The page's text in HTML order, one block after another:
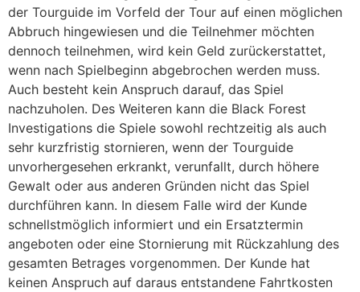
der Tourguide im Vorfeld der Tour auf einen möglichen
Abbruch hingewiesen und die Teilnehmer möchten
dennoch teilnehmen, wird kein Geld zurückerstattet,
wenn nach Spielbeginn abgebrochen werden muss.
Auch besteht kein Anspruch darauf, das Spiel
nachzuholen. Des Weiteren kann die Black Forest
Investigations die Spiele sowohl rechtzeitig als auch
sehr kurzfristig stornieren, wenn der Tourguide
unvorhergesehen erkrankt, verunfallt, durch höhere
Gewalt oder aus anderen Gründen nicht das Spiel
durchführen kann. In diesem Falle wird der Kunde
schnellstmöglich informiert und ein Ersatztermin
angeboten oder eine Stornierung mit Rückzahlung des
gesamten Betrages vorgenommen. Der Kunde hat
keinen Anspruch auf daraus entstandene Fahrtkosten